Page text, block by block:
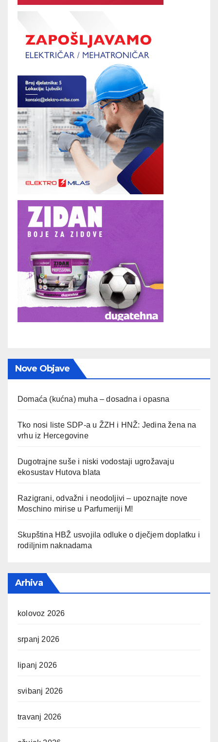
Nove Objave
Domaća (kućna) muha – dosadna i opasna
Tko nosi liste SDP-a u ŽZH i HNŽ: Jedina žena na
vrhu iz Hercegovine
Dugotrajne suše i niski vodostaji ugrožavaju
ekosustav Hutova blata
Razigrani, odvažni i neodoljivi – upoznajte nove
Moschino mirise u Parfumeriji M!
Skupština HBŽ usvojila odluke o dječjem doplatku i
rodiljnim naknadama
Arhiva
kolovoz 2026
srpanj 2026
lipanj 2026
svibanj 2026
travanj 2026